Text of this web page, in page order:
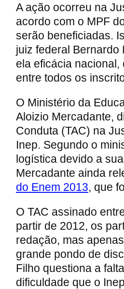
A ação ocorreu na
acordo com o MPF
serão beneficiadas.
juiz federal Bernardo
ela eficácia
entre todos os
O Ministério da
Aloizio Mercadante,
Conduta (TAC) na
Inep. Segundo o
logística devido a
Mercadante ainda
do Enem 2013, que
O TAC assinado
partir de 2012, os
redação, mas
grande pondo de
Filho questiona a
dificuldade que o